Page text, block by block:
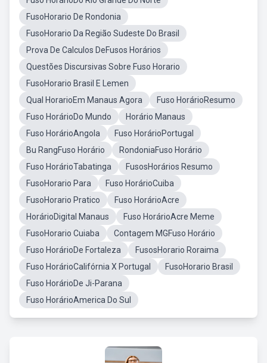
FusoHorario De Rondonia
FusoHorario Da Região Sudeste Do Brasil
Prova De Calculos DeFusos Horários
Questões Discursivas Sobre Fuso Horario
FusoHorario Brasil E Lemen
Qual HorarioEm Manaus Agora
Fuso HorárioResumo
Fuso HorárioDo Mundo
Horário Manaus
Fuso HorárioAngola
Fuso HorárioPortugal
Bu RangFuso Horário
RondoniaFuso Horário
Fuso HorárioTabatinga
FusosHorários Resumo
FusoHorario Para
Fuso HorárioCuiba
FusoHorario Pratico
Fuso HorárioAcre
HorárioDigital Manaus
Fuso HorárioAcre Meme
FusoHorario Cuiaba
Contagem MGFuso Horário
Fuso HorárioDe Fortaleza
FusosHorario Roraima
Fuso HorárioCalifórnia X Portugal
FusoHorario Brasil
Fuso HorárioDe Ji-Parana
Fuso HorárioAmerica Do Sul